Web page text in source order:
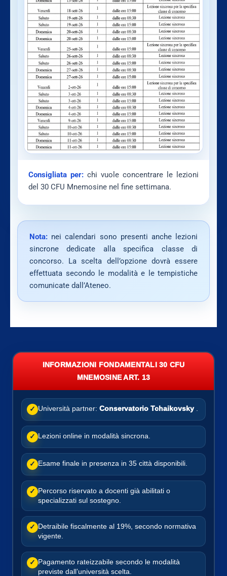
Consigliata per: chi vuole concentrare le lezioni
del 30 CFU Mnemosine nel fine settimana.
Nota: nei calendari sono presenti anche lezioni
sincrone dedicate alla specifica classe di
concorso. La scelta dell’opzione dovrà essere
effettuata secondo le modalità e le tempistiche
comunicate dall’Ateneo.
INFORMAZIONI FONDAMENTALI 30 CFU
MNEMOSINE ART. 13
✓ Università partner: Conservatorio Tchaikovsky
✓ Lezioni online in modalità sincrona.
✓ Esame finale in presenza in 35 città disponibili.
✓ Percorso riservato a docenti già abilitati o
specializzati sul sostegno.
✓ Detraibile fiscalmente al 19%, secondo normativa
vigente.
✓ Pagamento rateizzabile secondo le modalità
previste dall’università scelta.